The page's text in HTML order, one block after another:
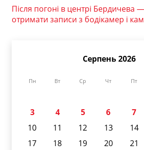
Після погоні в центрі Бердичева
отримати записи з бодікамер і
Серпень 2026
Пн Вт Ср Чт Пт
3
4 5 6 7
10
11 12 13 14
17
18 19 20 21